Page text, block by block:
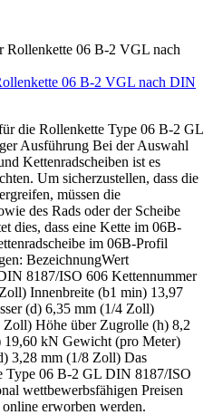
06 B-2 VGL nach DIN
die Rollenkette Type 06 B-2 GL
Ausführung Bei der Auswahl
Kettenradscheiben ist es
Um sicherzustellen, dass die
müssen die
des Rads oder der Scheibe
dies, dass eine Kette im 06B-
im 06B-Profil
BezeichnungWert
8187/ISO 606 Kettennummer
Innenbreite (b1 min) 13,97
(d) 6,35 mm (1/4 Zoll)
Höhe über Zugrolle (h) 8,2
kN Gewicht (pro Meter)
3,28 mm (1/8 Zoll) Das
Type 06 B-2 GL DIN 8187/ISO
wettbewerbsfähigen Preisen
erworben werden.